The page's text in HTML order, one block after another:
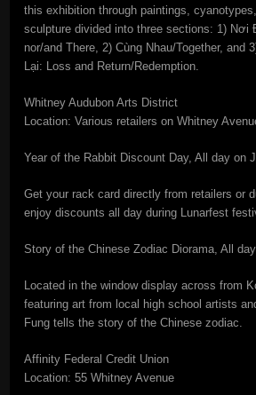
this exhibition through paintings,
sculpture divided into three sections: 1) Nơi
nor/and There, 2) Cùng Nhau/Together, and
Lại: Loss and Return/Redemption.
Whitney Audubon Arts District
Location: Various retailers on Whitney
Year of the Rabbit Discount Day, All day on
Get your rack card directly from retailers or
enjoy discounts all day during Lunarfest
Story of the Chinese Zodiac Diorama, All day
Located in the window display across from
featuring art from local high school artists
Fung tells the story of the Chinese zodiac.
Affinity Federal Credit Union
Location: 55 Whitney Avenue